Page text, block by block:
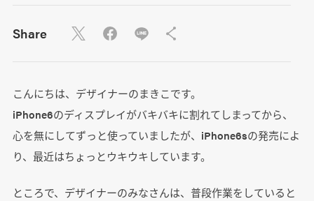
Share
こんにちは、デザイナーのまきこです。
iPhone6のディスプレイがバキバキに割れてしまってから、
心を無にしてずっと使っていましたが、iPhone6sの発売によ
り、最近はちょっとウキウキしています。
ところで、デザイナーのみなさんは、普段作業をしていると